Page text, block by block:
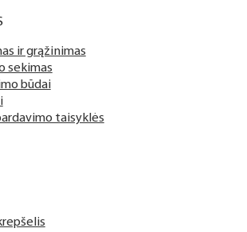
nei 3000 produktų visiems Jūsų poreikiams
ir grąžinimas
sekimas
būdai